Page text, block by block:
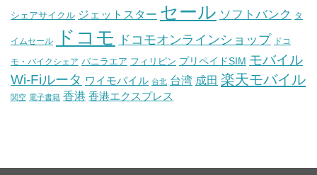
シェアサイクル ジェットスター セール ソフトバンク タ
イムセール ドコモ ドコモオンラインショップ ドコ
モ・バイクシェア バニラエア フィリピン プリペイドSIM モバイル
Wi-Fiルータ ワイモバイル 台北 台湾 成田 楽天モバイル
関空 電子書籍 香港 香港エクスプレス